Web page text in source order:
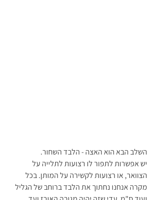
השלב הבא הוא האצה - הלבד השחור.
יש אפשרות לתפור לו רצועות לתלייה על
הצוואר, או רצועות לקשירה על המותן. בכל
מקרה אנחנו נחתוך את הלבד ברוחב של הגליל